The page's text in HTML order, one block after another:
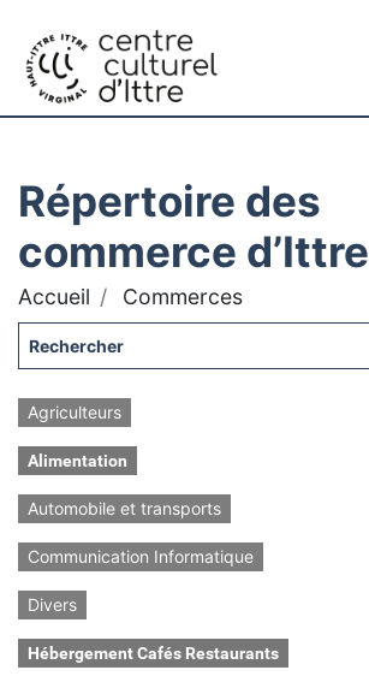
Répertoire des
commerce d’Ittre
Accueil Commerces
Agriculteurs
Alimentation
Automobile et transports
Communication Informatique
Divers
Hébergement Cafés Restaurants